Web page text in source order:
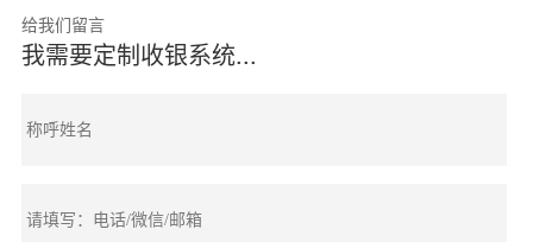
给我们留言
我需要定制收银系统...